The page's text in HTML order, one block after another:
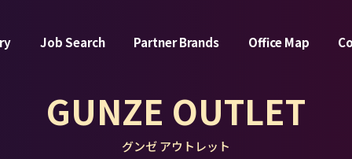
Job Search Partner Brands Office Map
GUNZE OUTLET
グンゼ アウトレット